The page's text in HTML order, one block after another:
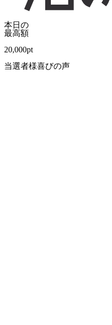
本日の
最高額
20,000pt
当選者様喜びの声